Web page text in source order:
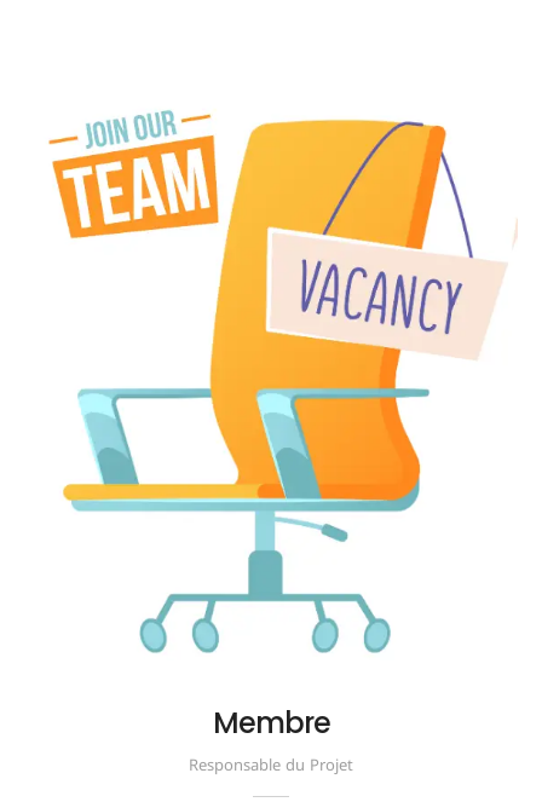
Membre
Responsable du Projet